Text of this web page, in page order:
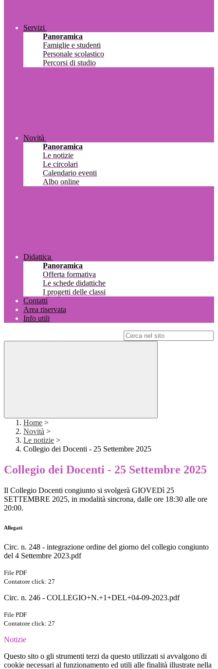
Servizi
Panoramica
Famiglie e studenti
Personale scolastico
Percorsi di studio
Novità
Panoramica
Le notizie
Le circolari
Calendario eventi
Albo online
Didattica
Panoramica
Offerta formativa
Le schede didattiche
I progetti delle classi
Contatti
Area riservata
Info utili
Home >
Novità >
Le notizie >
Collegio dei Docenti - 25 Settembre 2025
Collegio dei Docenti - 25 Settembre 2025
Il Collegio Docenti congiunto si svolgerà GIOVEDì 25
SETTEMBRE 2025, in modalità sincrona, dalle ore 18:30 alle ore
20:00.
Allegati
Circ. n. 248 - integrazione ordine del giorno del collegio congiunto
del 4 Settembre 2023.pdf
File PDF
Contatore click: 27
Circ. n. 246 - COLLEGIO+N.+1+DEL+04-09-2023.pdf
File PDF
Contatore click: 27
Notizie
Questo sito o gli strumenti terzi da questo utilizzati si avvalgono di
cookie necessari al funzionamento ed utili alle finalità illustrate nella